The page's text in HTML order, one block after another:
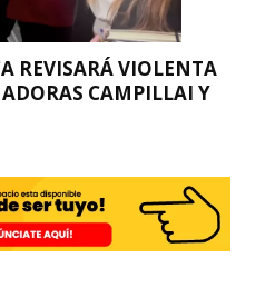
REVISARÁ VIOLENTA
CAMPILLAI Y